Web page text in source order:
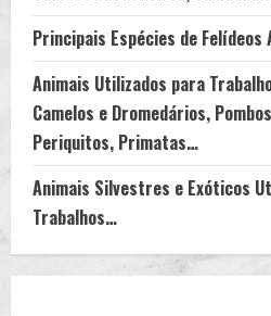
Principais Espécies de Felídeos
Animais Utilizados para
Camelos e Dromedários,
Periquitos, Primatas…
Animais Silvestres e Exóticos
Trabalhos…